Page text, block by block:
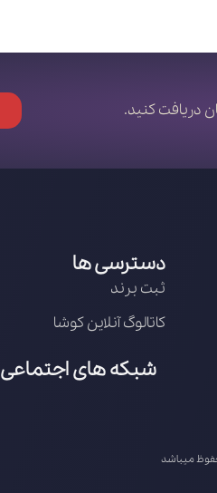
دریافت کنید.
دسترسی ها
ثبت برند
کاتالوگ آنلاین کوشا
شبکه های اجتماعی
میباشد